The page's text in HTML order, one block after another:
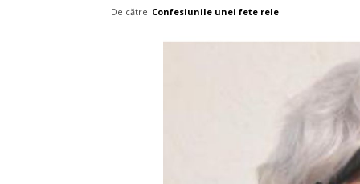
De către Confesiunile unei fete rele